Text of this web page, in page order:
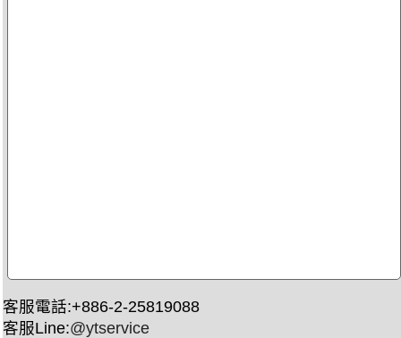
客服電話:+886-2-25819088
客服Line:@ytservice